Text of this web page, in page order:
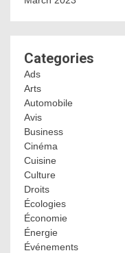
Categories
Ads
Arts
Automobile
Avis
Business
Cinéma
Cuisine
Culture
Droits
Écologies
Économie
Énergie
Événements